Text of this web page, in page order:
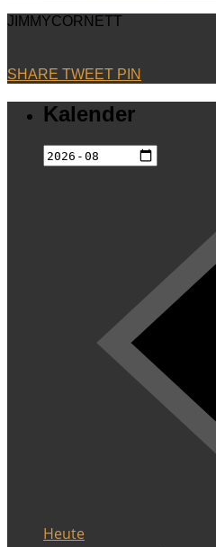
JIMMYCORNETT
SHARE TWEET PIN
Kalender
Heute